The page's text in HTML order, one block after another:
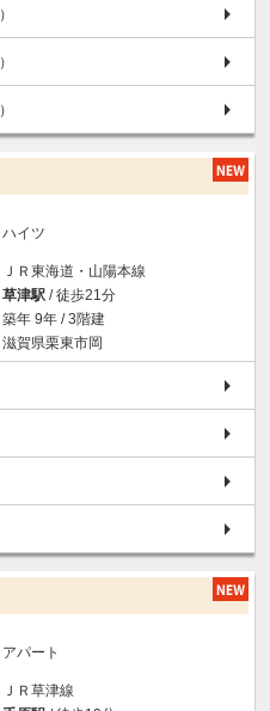
）
）
）
ハイツ
ＪＲ東海道・山陽本線
草津駅 / 徒歩21分
築年 9年 / 3階建
滋賀県栗東市岡
アパート
ＪＲ草津線